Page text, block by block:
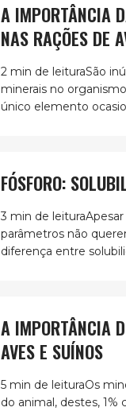
A IMPORTÂNCIA
NAS RAÇÕES DE
2 min de leituraSão
minerais no
único elemento
FÓSFORO:
3 min de
parâmetros não
diferença entre
A IMPORTÂNCIA
AVES E SUÍNOS
5 min de leituraOs
do animal, destes, 1%